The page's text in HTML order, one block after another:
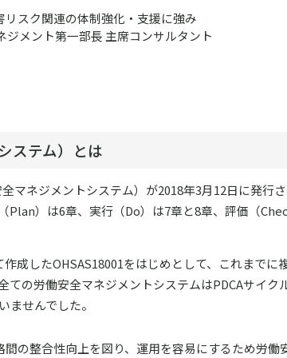
スク関連の体制強化・支援に強み
ジメント第一部長 主席コンサルタント
ステム）とは
マネジメントシステム）が2018年3月12日に発行
Plan）は6章、実行（Do）は7章と8章、評価（
成したOHSAS18001をはじめとして、これまでに
の労働安全マネジメントシステムはPDCAサイク
せんでした。
の整合性向上を図り、運用を容易にするため労働